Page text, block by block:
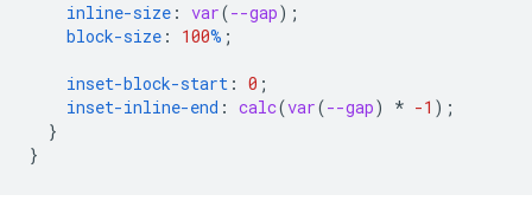
inline-size : var(--gap);
block-size : 100% ;
inset-block-start : 0 ;
inset-inline-end : calc(var(--gap) * -1 );
}
}